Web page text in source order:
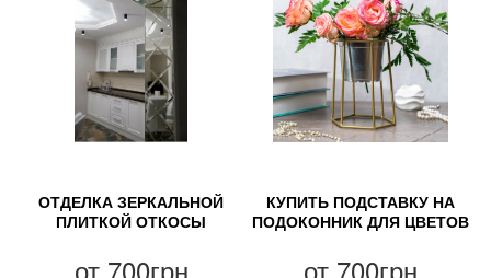
ОТДЕЛКА ЗЕРКАЛЬНОЙ
ПЛИТКОЙ ОТКОСЫ
от 700грн
КУПИТЬ ПОДСТАВКУ НА
ПОДОКОННИК ДЛЯ ЦВЕТОВ
от 700грн